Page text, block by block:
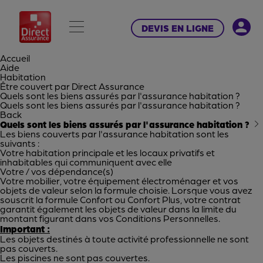
DEVIS EN LIGNE
Accueil
Aide
Habitation
Être couvert par Direct Assurance
Quels sont les biens assurés par l'assurance habitation ?
Quels sont les biens assurés par l'assurance habitation ?
Back
Quels sont les biens assurés par l'assurance habitation ?
Les biens couverts par l'assurance habitation sont les
suivants :
Votre habitation principale et les locaux privatifs et
inhabitables qui communiquent avec elle
Votre / vos dépendance(s)
Votre mobilier, votre équipement électroménager et vos
objets de valeur selon la formule choisie. Lorsque vous avez
souscrit la formule Confort ou Confort Plus, votre contrat
garantit également les objets de valeur dans la limite du
montant figurant dans vos Conditions Personnelles.
Important :
Les objets destinés à toute activité professionnelle ne sont
pas couverts.
Les piscines ne sont pas couvertes.